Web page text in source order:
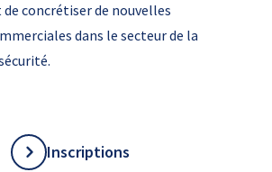
concrétiser de nouvelles
dans le secteur de la
Inscriptions